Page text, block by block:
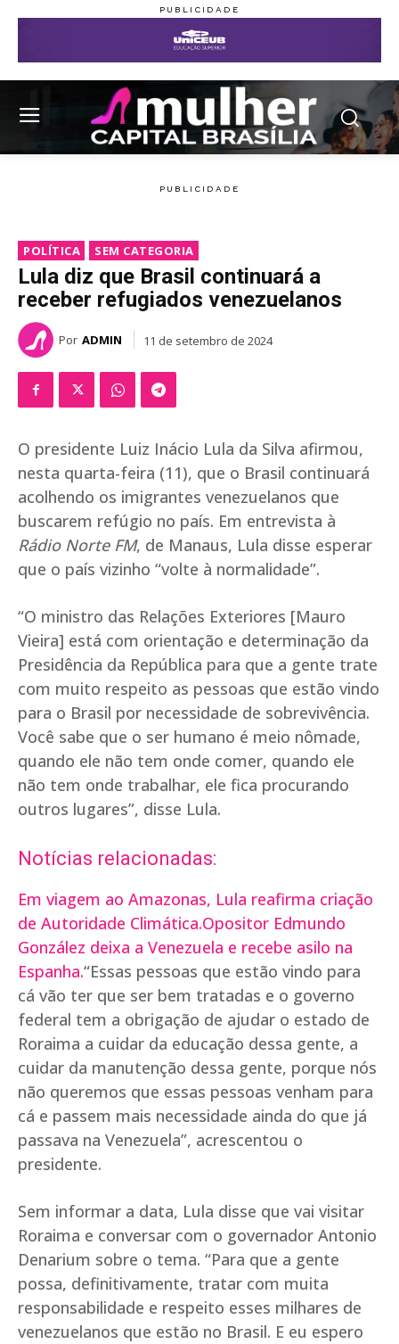
POLÍTICA SEM CATEGORIA
Lula diz que Brasil continuará a
receber refugiados venezuelanos
Por ADMIN 11 de setembro de 2024
O presidente Luiz Inácio Lula da Silva afirmou,
nesta quarta-feira (11), que o Brasil continuará
acolhendo os imigrantes venezuelanos que
buscarem refúgio no país. Em entrevista à
Rádio Norte FM, de Manaus, Lula disse esperar
que o país vizinho “volte à normalidade”.
“O ministro das Relações Exteriores [Mauro
Vieira] está com orientação e determinação da
Presidência da República para que a gente trate
com muito respeito as pessoas que estão vindo
para o Brasil por necessidade de sobrevivência.
Você sabe que o ser humano é meio nômade,
quando ele não tem onde comer, quando ele
não tem onde trabalhar, ele fica procurando
outros lugares”, disse Lula.
Notícias relacionadas:
Em viagem ao Amazonas, Lula reafirma criação
de Autoridade Climática.Opositor Edmundo
González deixa a Venezuela e recebe asilo na
Espanha.“Essas pessoas que estão vindo para
cá vão ter que ser bem tratadas e o governo
federal tem a obrigação de ajudar o estado de
Roraima a cuidar da educação dessa gente, a
cuidar da manutenção dessa gente, porque nós
não queremos que essas pessoas venham para
cá e passem mais necessidade ainda do que já
passava na Venezuela”, acrescentou o
presidente.
Sem informar a data, Lula disse que vai visitar
Roraima e conversar com o governador Antonio
Denarium sobre o tema. “Para que a gente
possa, definitivamente, tratar com muita
responsabilidade e respeito esses milhares de
venezuelanos que estão no Brasil. E eu espero